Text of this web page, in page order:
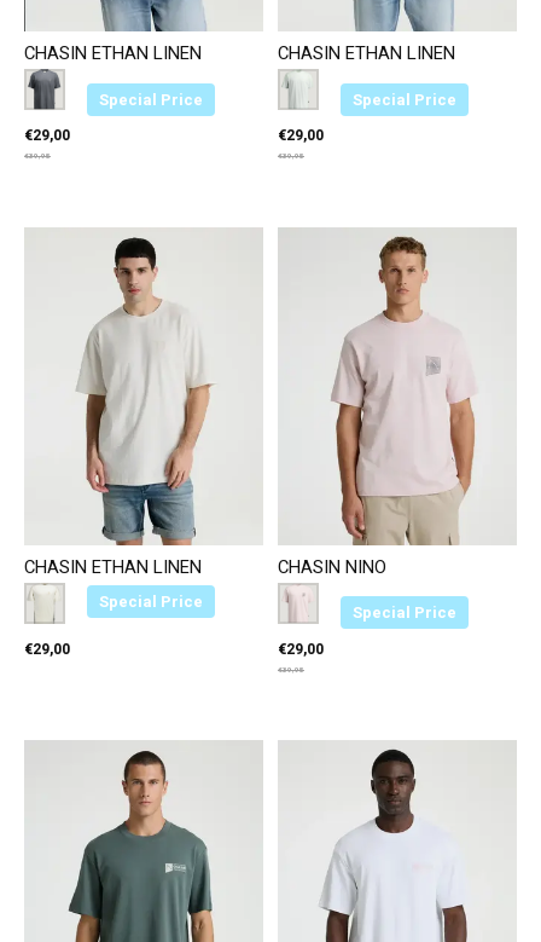
Special Price
CHASIN ETHAN LINEN
Color: — Donkergrijs E83
Donkergrijs E83
€29,00
€39,95
Special Price
CHASIN ETHAN LINEN
Color: — Groen E51
Groen E51
€29,00
€39,95
Special Price
CHASIN ETHAN LINEN
Color: — Wit E11
Wit E11
€29,00
Special Price
CHASIN NINO
Color: — Roze E45
Roze E45
€29,00
€39,95